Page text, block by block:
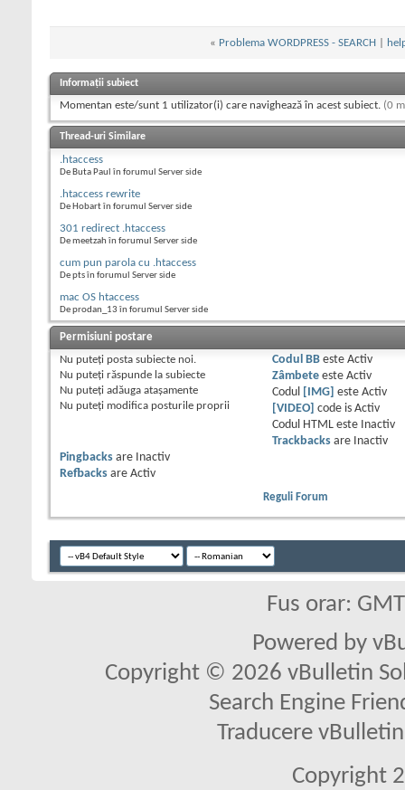
« Problema WORDPRESS - SEARCH
Informații subiect
Momentan este/sunt 1 utilizator(i) care navighează în acest subiect. (0
Thread-uri Similare
.htaccess
De Buta Paul în forumul Server side
.htaccess rewrite
De Hobart în forumul Server side
301 redirect .htaccess
De meetzah în forumul Server side
cum pun parola cu .htaccess
De pts în forumul Server side
mac OS htaccess
De prodan_13 în forumul Server side
Permisiuni postare
Nu puteţi posta subiecte noi.
Nu puteţi răspunde la subiecte
Nu puteţi adăuga ataşamente
Nu puteţi modifica posturile proprii
Codul BBeste Activ
Zâmbeteeste Activ
Codul
[IMG] este Activ
[VIDEO] code is Activ
Codul HTML este
Inactiv
Trackbacksare
Inactiv
Pingbacks are
Inactiv
Refbacks are Activ
Reguli Forum
Fus orar:
Powered by
Copyright © 2026 vBulletin
Search Engine
Traducere
Copyright